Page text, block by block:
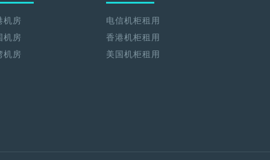
机房
机房
机房
电信机柜租用
香港机柜租用
美国机柜租用